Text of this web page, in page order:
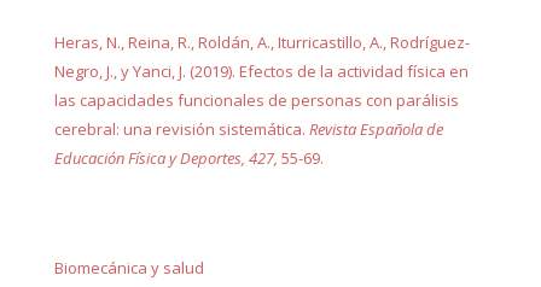
Heras, N., Reina, R., Roldán, A., Iturricastillo, A., Rodríguez-
Negro, J., y Yanci, J. (2019). Efectos de la actividad física en
las capacidades funcionales de personas con parálisis
cerebral: una revisión sistemática. Revista Española de
Educación Física y Deportes, 427, 55-69.
Biomecánica y salud